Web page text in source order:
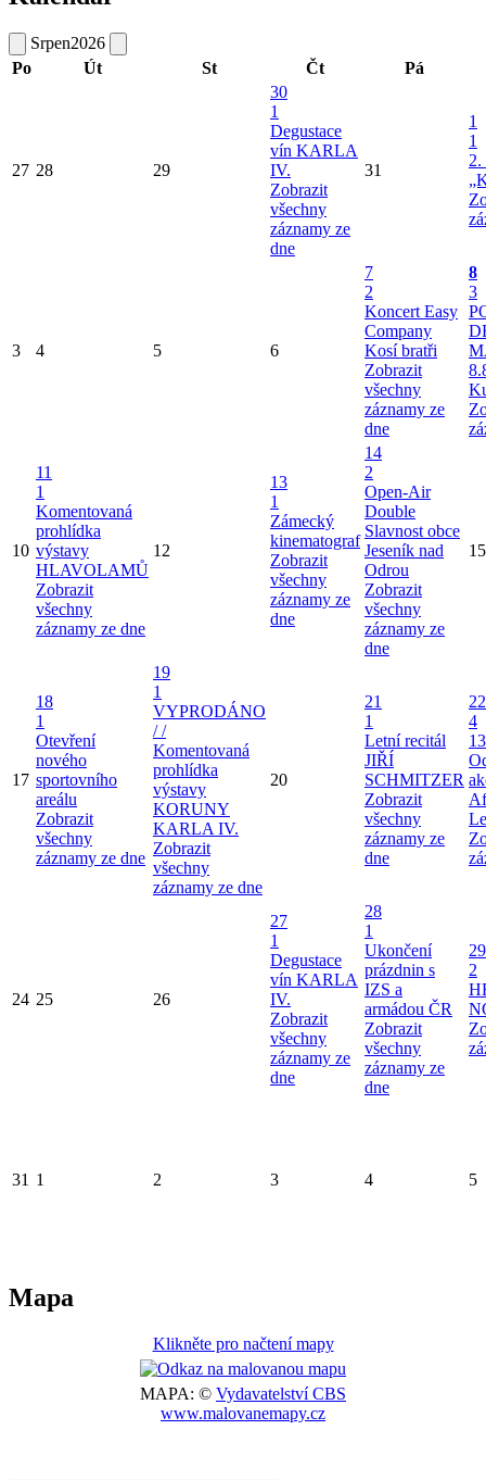
Srpen2026
Po
Út St Čt Pá
27 28 29
30
1
Degustace
vín KARLA
IV.
Zobrazit
všechny
záznamy ze
dne
31
1
1
2.
3 4 5 6
7
2
Koncert Easy
Company
Kosí bratři
Zobrazit
všechny
záznamy ze
dne
8
3
10
11
1
Komentovaná
prohlídka
výstavy
HLAVOLAMŮ
Zobrazit
všechny
záznamy ze dne
12
13
1
Zámecký
kinematograf
Zobrazit
všechny
záznamy ze
dne
14
2
Open-Air
Double
Slavnost obce
Jeseník nad
Odrou
Zobrazit
všechny
záznamy ze
dne
15
17
18
1
Otevření
nového
sportovního
areálu
Zobrazit
všechny
záznamy ze dne
19
1
VYPRODÁNO
/ /
Komentovaná
prohlídka
výstavy
KORUNY
KARLA IV.
Zobrazit
všechny
záznamy ze dne
20
21
1
Letní recitál
JIŘÍ
SCHMITZER
Zobrazit
všechny
záznamy ze
dne
22
4
24 25 26
27
1
Degustace
vín KARLA
IV.
Zobrazit
všechny
záznamy ze
dne
28
1
Ukončení
prázdnin s
IZS a
armádou ČR
Zobrazit
všechny
záznamy ze
dne
29
2
31 1 2 3 4 5
Mapa
Klikněte pro načtení mapy
MAPA: © Vydavatelství CBS
www.malovanemapy.cz